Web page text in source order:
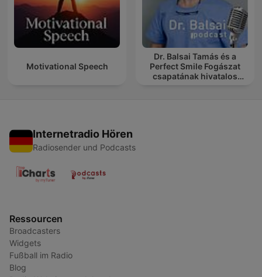
Motivational Speech
Dr. Balsai Tamás és a
Perfect Smile Fogászat
csapatának hivatalos
Internetradio Hören
Radiosender und Podcasts
Ressourcen
Broadcasters
Widgets
Fußball im Radio
Blog